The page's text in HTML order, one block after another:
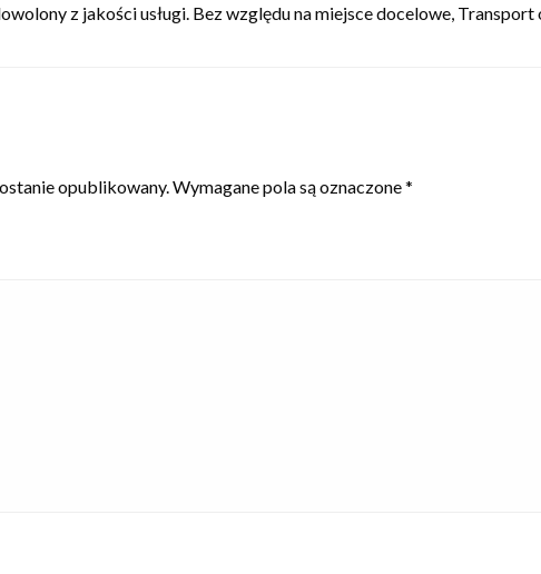
z jakości usługi. Bez względu na miejsce docelowe,
opublikowany.Wymagane pola są oznaczone*